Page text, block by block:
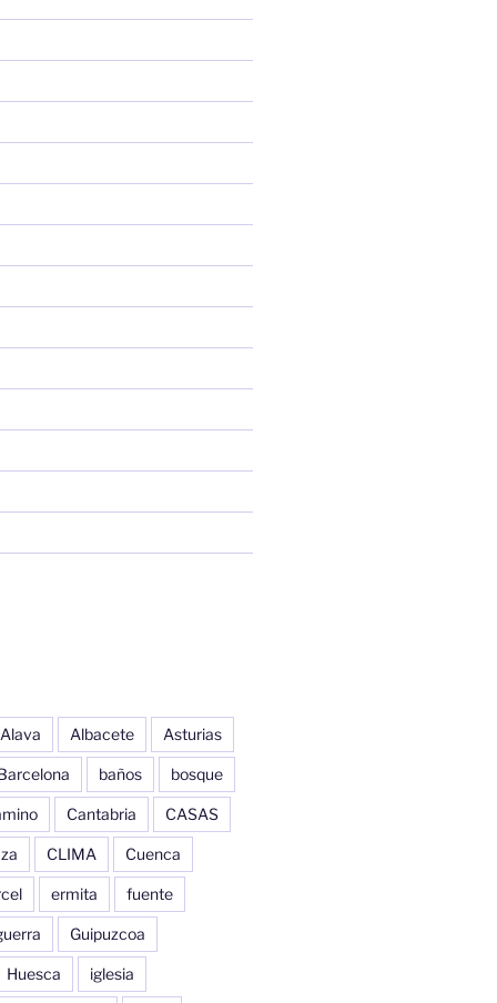
Alava Albacete Asturias
baños bosque
Cantabria CASAS
CLIMA Cuenca
ermita fuente
Guipuzcoa
Huesca iglesia